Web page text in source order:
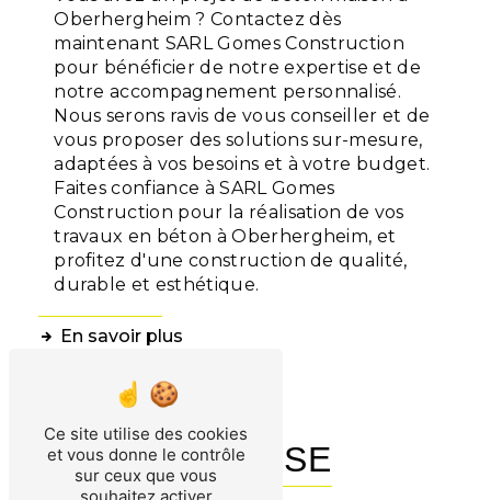
Oberhergheim ? Contactez dès
maintenant SARL Gomes Construction
pour bénéficier de notre expertise et de
notre accompagnement personnalisé.
Nous serons ravis de vous conseiller et de
vous proposer des solutions sur-mesure,
adaptées à vos besoins et à votre budget.
Faites confiance à SARL Gomes
Construction pour la réalisation de vos
travaux en béton à Oberhergheim, et
profitez d'une construction de qualité,
durable et esthétique.
En savoir plus
Contactez-nous
ADRESSE
Ce site utilise des cookies
et vous donne le contrôle
sur ceux que vous